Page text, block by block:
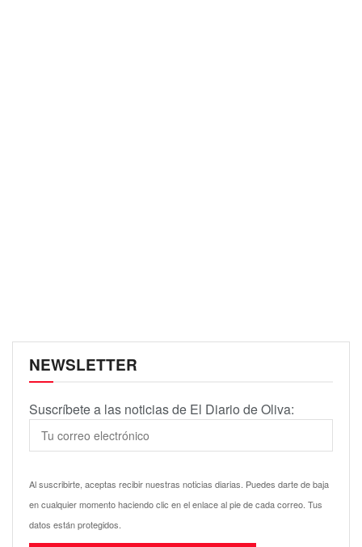
NEWSLETTER
Suscríbete a las noticias de El Diario de Oliva:
Al suscribirte, aceptas recibir nuestras noticias diarias. Puedes darte de baja
en cualquier momento haciendo clic en el enlace al pie de cada correo. Tus
datos están protegidos.